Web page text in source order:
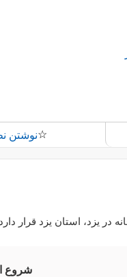
☆نوشتن
در یزد، استان یزد قرار
شروع